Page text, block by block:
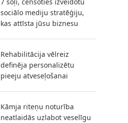
sociālo mediju stratēģiju,
kas attīsta jūsu biznesu
Rehabilitācija vēlreiz
definēja personalizētu
pieeju atveseļošanai
Kāmja riteņu noturība
neatlaidās uzlabot veselīgu